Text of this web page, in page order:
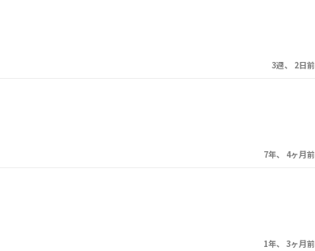
3週、 2日前
7年、 4ヶ月前
1年、 3ヶ月前